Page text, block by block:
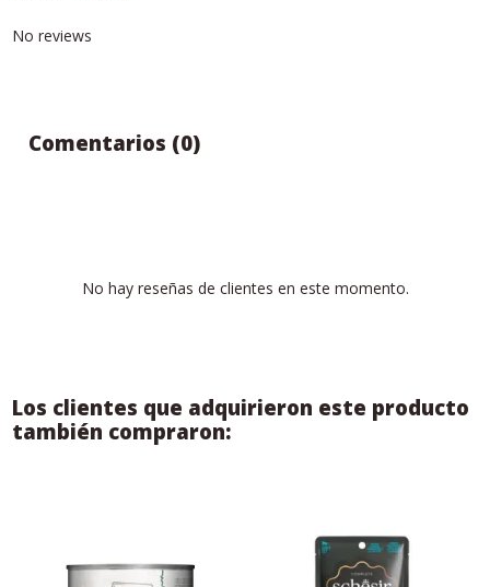
No reviews
Comentarios (0)
No hay reseñas de clientes en este momento.
Los clientes que adquirieron este producto
también compraron: